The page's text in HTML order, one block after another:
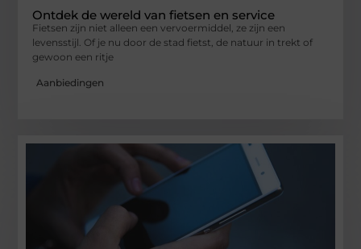
Ontdek de wereld van fietsen en service
Fietsen zijn niet alleen een vervoermiddel, ze zijn een
levensstijl. Of je nu door de stad fietst, de natuur in trekt of
gewoon een ritje
Aanbiedingen